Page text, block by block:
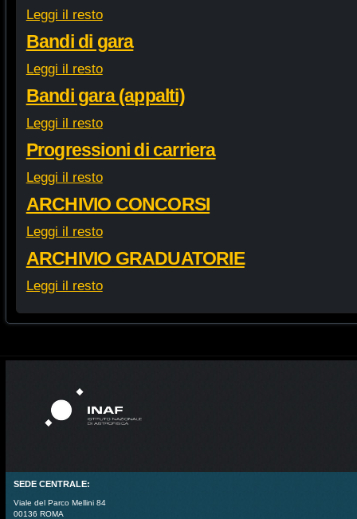
Leggi il resto
Bandi di gara
Leggi il resto
Bandi gara (appalti)
Leggi il resto
Progressioni di carriera
Leggi il resto
ARCHIVIO CONCORSI
Leggi il resto
ARCHIVIO GRADUATORIE
Leggi il resto
SEDE CENTRALE:
Viale del Parco Mellini 84
00136 ROMA